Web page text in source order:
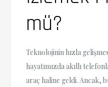
mü?
Teknolojinin hızla
hayatımızda akıllı
araç haline geldi. Ancak,